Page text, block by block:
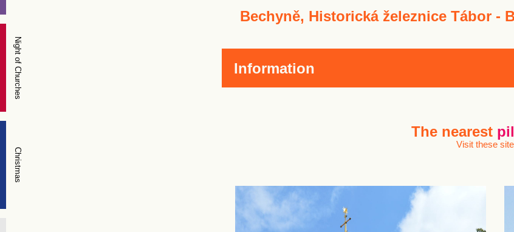
Bechyně, Historická železnice Tábor -
Information
The nearest
Visit these
Night of Churches
Christmas